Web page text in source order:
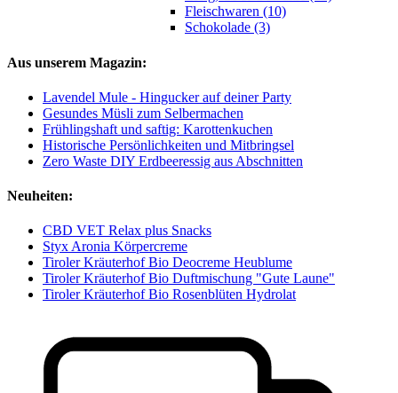
Fleischwaren (10)
Schokolade (3)
Aus unserem Magazin:
Lavendel Mule - Hingucker auf deiner Party
Gesundes Müsli zum Selbermachen
Frühlingshaft und saftig: Karottenkuchen
Historische Persönlichkeiten und Mitbringsel
Zero Waste DIY Erdbeeressig aus Abschnitten
Neuheiten:
CBD VET Relax plus Snacks
Styx Aronia Körpercreme
Tiroler Kräuterhof Bio Deocreme Heublume
Tiroler Kräuterhof Bio Duftmischung "Gute Laune"
Tiroler Kräuterhof Bio Rosenblüten Hydrolat